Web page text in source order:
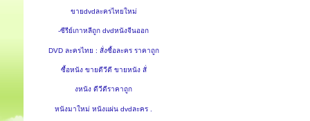
ขายdvdละครไทยใหม่
-ซีรีย์เกาหลีถูก dvdหนังจีนออก
DVD ละครไทย : สั่งซื้อละคร ราคาถูก
ซื้อหนัง ขายดีวีดี ขายหนัง สั่
งหนัง ดีวีดีราคาถูก
หนังมาใหม่ หนังแผ่น dvdละคร .